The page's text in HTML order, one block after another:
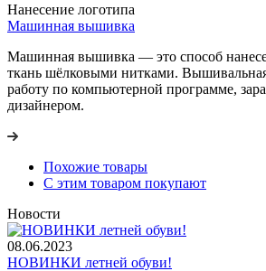
Нанесение логотипа
Машинная вышивка
Машинная вышивка — это способ
ткань шёлковыми нитками.
работу по компьютерной программе,
дизайнером.
Похожие товары
С этим товаром покупают
Новости
08.06.2023
НОВИНКИ летней обуви!